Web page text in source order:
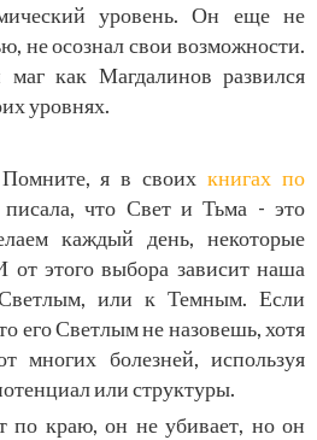
уровень. Он еще не
не осознал свои возможности.
как Магдалинов развился
уровнях.
я в своихкнигах по
писала, что Свет и Тьма - это
каждый день, некоторые
этого выбора зависит наша
или к Темным. Если
его Светлым не назовешь, хотя
многих болезней, используя
или структуры.
по краю, он не убивает, но он